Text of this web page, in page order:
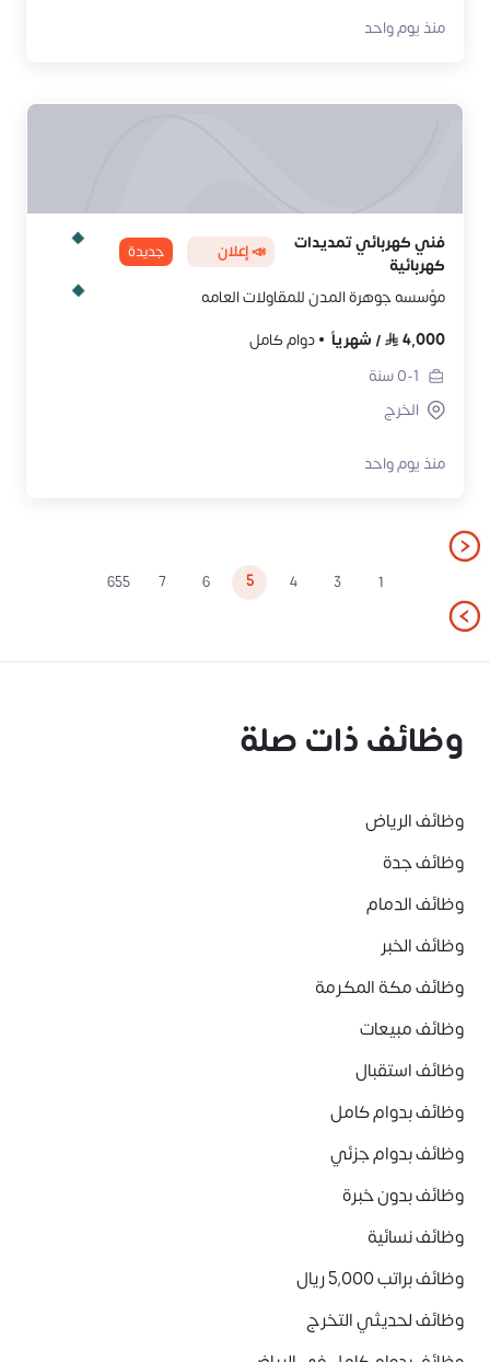
منذ يوم واحد
فني كهربائي تمديدات
كهربائية
📣 إعلان جديدة
مؤسسه جوهرة المدن للمقاولات العامه
4,000
/ شهرياً
دوام كامل
0-1سنة
الخرج
منذ يوم واحد
1
3
4
5
6
7
655
وظائف ذات صلة
وظائف الرياض
وظائف جدة
وظائف الدمام
وظائف الخبر
وظائف مكة المكرمة
وظائف مبيعات
وظائف استقبال
وظائف بدوام كامل
وظائف بدوام جزئي
وظائف بدون خبرة
وظائف نسائية
وظائف براتب 5,000 ريال
وظائف لحديثي التخرج